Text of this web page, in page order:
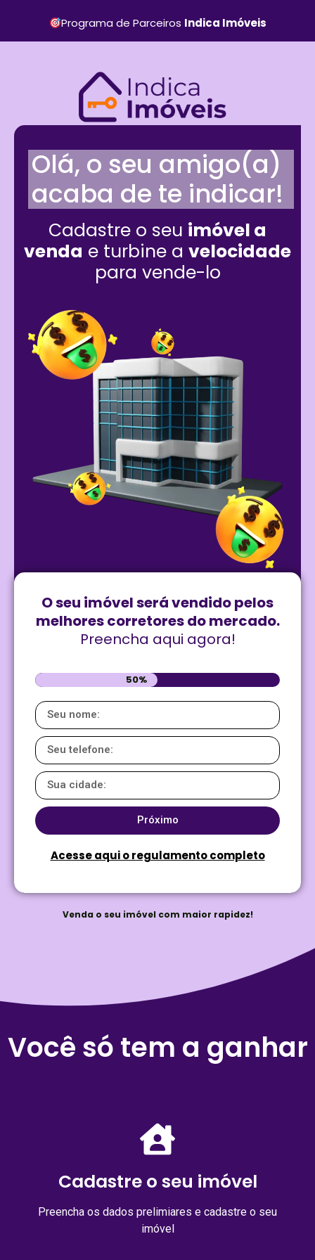
Programa de Parceiros Indica Imóveis
Olá, o seu amigo(a)
acaba de te indicar!
Cadastre o seu imóvel a
venda e turbine a velocidade
para vende-lo
O seu imóvel será vendido pelos
melhores corretores do mercado.
Preencha aqui agora!
50%
Próximo
Acesse aqui o regulamento completo
Venda o seu imóvel com maior rapidez!
Você só tem a ganhar
Cadastre o seu imóvel
Preencha os dados prelimiares e cadastre o seu
imóvel